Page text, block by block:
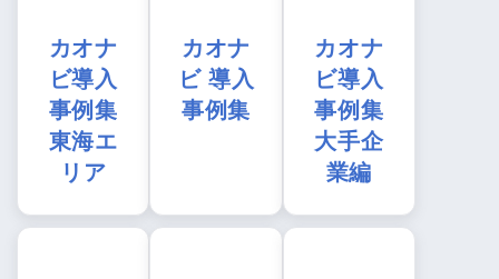
カオナ
ビ導入
事例集
東海エ
リア
カオナ
ビ 導入
事例集
カオナ
ビ導入
事例集
大手企
業編